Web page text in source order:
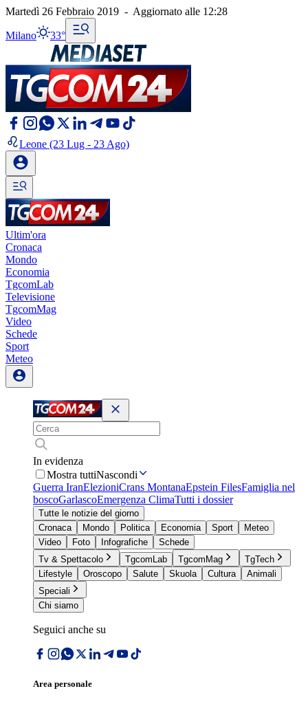
Martedì 26 Febbraio 2019 - Aggiornato alle 12:28
Milano 33°
Leone (23 Lug - 23 Ago)
Ultim'ora
Cronaca
Mondo
Economia
TgcomLab
Televisione
TgcomMag
Video
Schede
Sport
Meteo
In evidenza
Mostra tuttiNascondi
Guerra IranElezioniCrans MontanaEpstein FilesFamiglia nel
boscoGarlascoEmergenza ClimaTutti i dossier
Tutte le notizie del giorno
Cronaca
Mondo Politica Economia Sport
Meteo
Video
Foto Infografiche
Schede
Tv & Spettacolo
TgcomLab TgcomMag
TgTech
Lifestyle
Oroscopo Salute Skuola Cultura
Animali
Speciali
Chi siamo
Seguici anche su
Area personale